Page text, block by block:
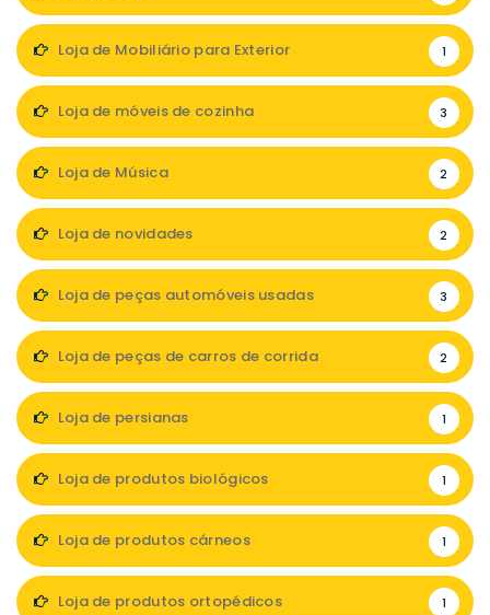
Loja de Mobiliário para Exterior 1
Loja de móveis de cozinha 3
Loja de Música 2
Loja de novidades 2
Loja de peças automóveis usadas 3
Loja de peças de carros de corrida 2
Loja de persianas 1
Loja de produtos biológicos 1
Loja de produtos cárneos 1
Loja de produtos ortopédicos 1